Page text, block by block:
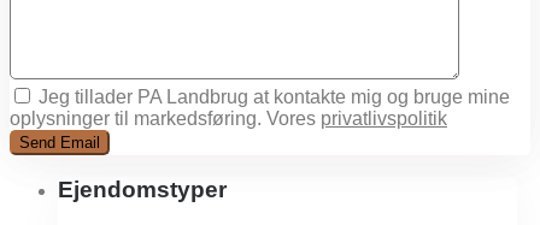
Jeg tillader PA Landbrug at kontakte mig og bruge mine
oplysninger til markedsføring. Vores privatlivspolitik
Ejendomstyper